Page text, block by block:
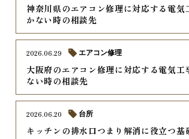
神奈川県のエアコン修理に対応する電
かない時の相談先
大阪府のエアコン修理に対応する電気
ない時の相談先
2026.06.29 エアコン修理
キッチンの排水口つまり解消に役立つ基
2026.06.20 台所